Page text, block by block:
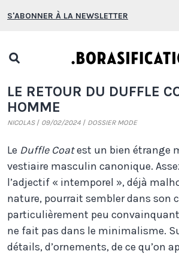
au
S'ABONNER À LA NEWSLETTER
popup
LE RETOUR DU DUFFLE
HOMME
NICOLAS 09/02/2024 DOSSIER MODE
Le Duffle Coatest un bien étrange
vestiaire masculin canonique.
l’adjectif « intemporel », déjà
nature, pourrait sembler dans son
particulièrement peu
ne fait pas dans le minimalisme.
détails, d’ornements, de ce qu’on